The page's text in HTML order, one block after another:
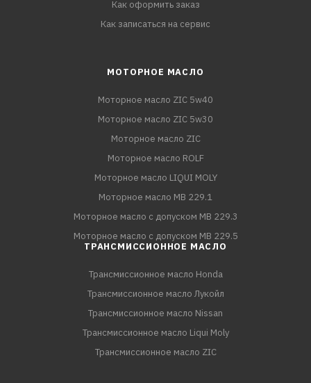
Как оформить заказ
Как записаться на сервис
МОТОРНОЕ МАСЛО
Моторное масло ZIC 5w40
Моторное масло ZIC 5w30
Моторное масло ZIC
Моторное масло ROLF
Моторное масло LIQUI MOLY
Моторное масло MB 229.1
Моторное масло с допуском MB 229.3
Моторное масло с допуском MB 229.5
ТРАНСМИССИОННОЕ МАСЛО
Трансмиссионное масло Honda
Трансмиссионное масло Лукойл
Трансмиссионное масло Nissan
Трансмиссионное масло Liqui Moly
Трансмиссионное масло ZIC